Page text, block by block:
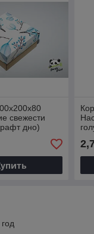
свежести
дно)